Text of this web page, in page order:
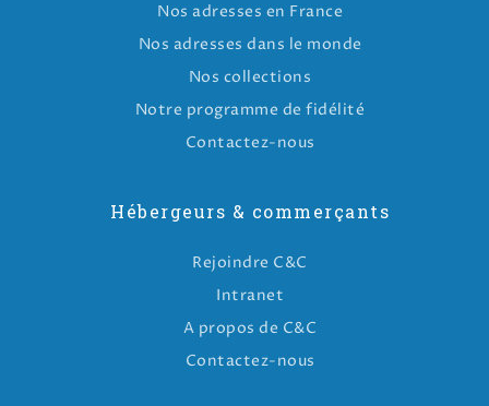
Nos adresses en France
Nos adresses dans le monde
Nos collections
Notre programme de fidélité
Contactez-nous
Hébergeurs & commerçants
Rejoindre C&C
Intranet
A propos de C&C
Contactez-nous